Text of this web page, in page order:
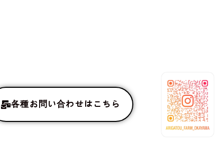
各種お問い合わせはこちら